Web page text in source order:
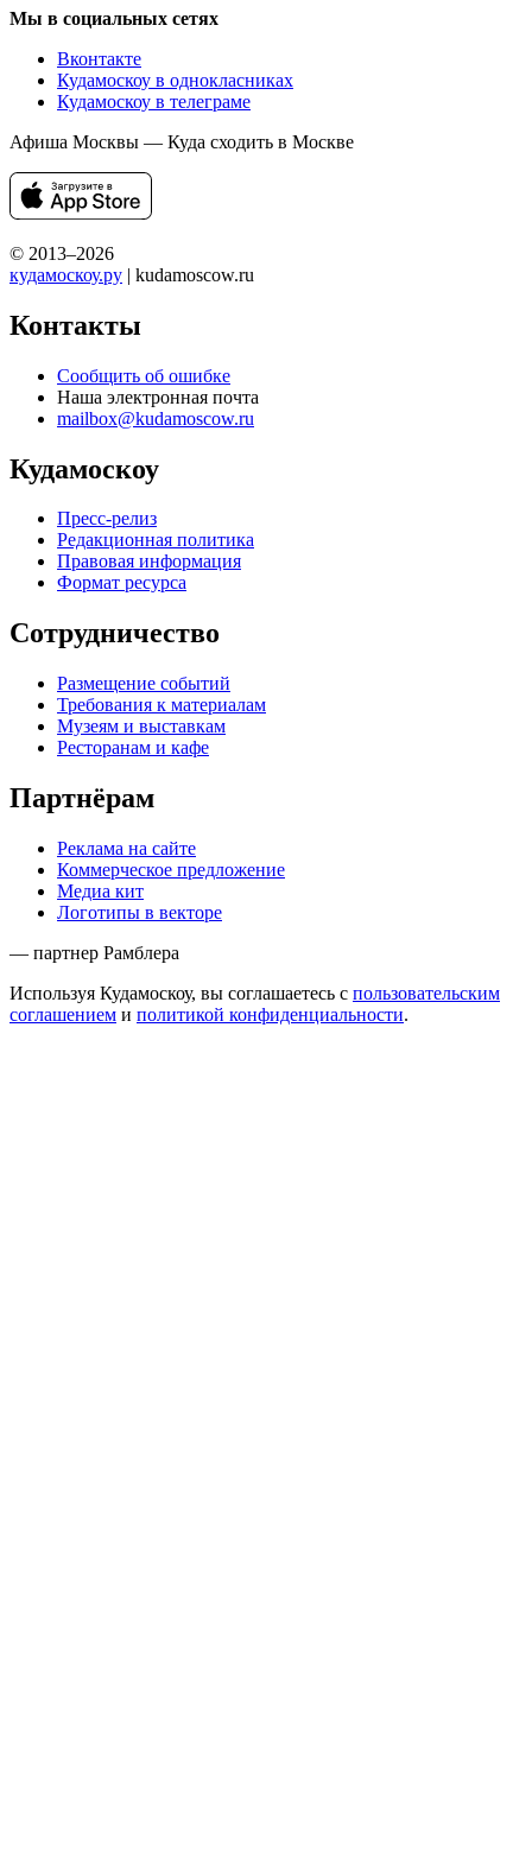
Мы в социальных сетях
Вконтакте
Кудамоскоу в однокласниках
Кудамоскоу в телеграме
Афиша Москвы — Куда сходить в Москве
© 2013–2026
кудамоскоу.ру | kudamoscow.ru
Контакты
Сообщить об ошибке
Наша электронная почта
mailbox@kudamoscow.ru
Кудамоскоу
Пресс-релиз
Редакционная политика
Правовая информация
Формат ресурса
Сотрудничество
Размещение событий
Требования к материалам
Музеям и выставкам
Ресторанам и кафе
Партнёрам
Реклама на сайте
Коммерческое предложение
Медиа кит
Логотипы в векторе
— партнер Рамблера
Используя Кудамоскоу, вы соглашаетесь с пользовательским
соглашением и политикой конфиденциальности.